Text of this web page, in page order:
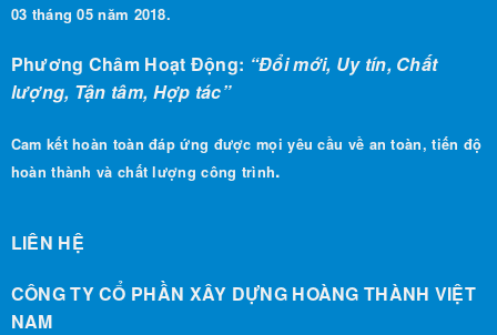
03 tháng 05 năm 2018.
Phương Châm Hoạt Động: “Đổi mới, Uy tín, Chất
lượng, Tận tâm, Hợp tác”
Cam kết hoàn toàn đáp ứng được mọi yêu cầu về an toàn, tiến độ
hoàn thành và chất lượng công trình.
LIÊN HỆ
CÔNG TY CỔ PHẦN XÂY DỰNG HOÀNG THÀNH VIỆT
NAM